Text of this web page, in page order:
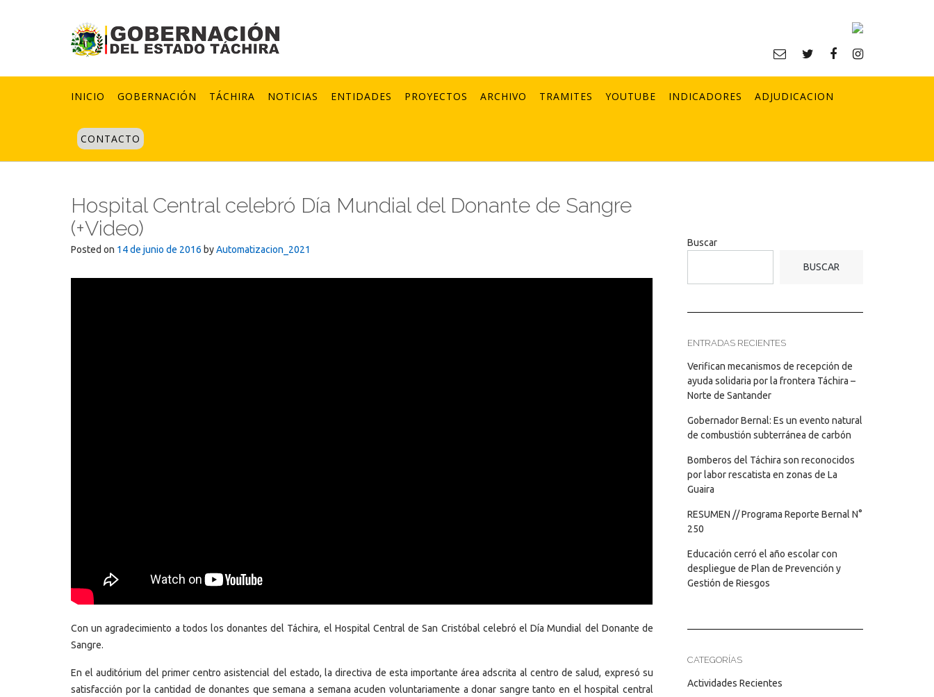
INICIO GOBERNACIÓN TÁCHIRA NOTICIAS ENTIDADES PROYECTOS ARCHIVO TRAMITES YOUTUBE INDICADORES ADJUDICACION
CONTACTO
Hospital Central celebró Día Mundial del Donante de Sangre
(+Video)
Posted on 14 de junio de 2016 byAutomatizacion_2021
Con un agradecimiento a todos los donantes del Táchira, el Hospital Central de San Cristóbal celebró el Día Mundial del Donante de
Sangre.
En el auditórium del primer centro asistencial del estado, la directiva de esta importante área adscrita al centro de salud, expresó su
satisfacción por la cantidad de donantes que semana a semana acuden voluntariamente a donar sangre tanto en el hospital central
Buscar
BUSCAR
ENTRADAS RECIENTES
Verifican mecanismos de recepción de
ayuda solidaria por la frontera Táchira –
Norte de Santander
Gobernador Bernal: Es un evento natural
de combustión subterránea de carbón
Bomberos del Táchira son reconocidos
por labor rescatista en zonas de La
Guaira
RESUMEN // Programa Reporte Bernal N°
250
Educación cerró el año escolar con
despliegue de Plan de Prevención y
Gestión de Riesgos
CATEGORÍAS
Actividades Recientes